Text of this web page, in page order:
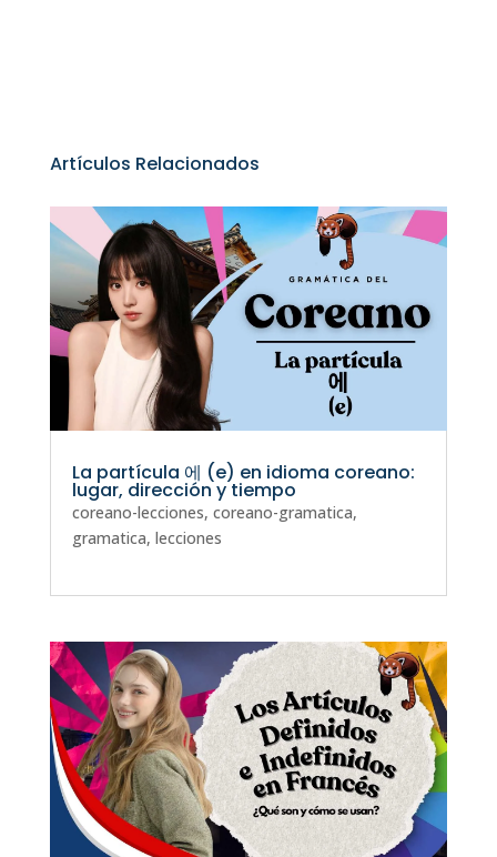
Artículos Relacionados
La partícula 에 (e) en idioma coreano:
lugar, dirección y tiempo
coreano-lecciones, coreano-gramatica,
gramatica, lecciones